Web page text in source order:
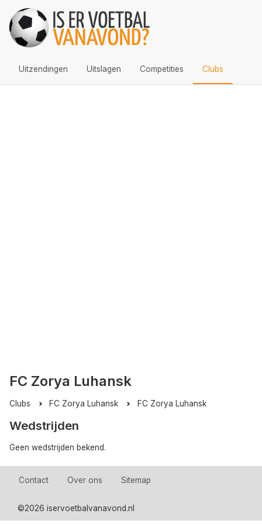
Uitzendingen Uitslagen Competities Clubs
FC Zorya Luhansk
Clubs FC Zorya Luhansk FC Zorya Luhansk
Wedstrijden
Geen wedstrijden bekend.
Contact Over ons Sitemap
©2026 iservoetbalvanavond.nl